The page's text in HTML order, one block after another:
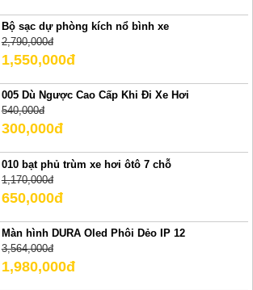
Bộ sạc dự phòng kích nổ bình xe
2,790,000đ
1,550,000đ
005 Dù Ngược Cao Cấp Khi Đi Xe Hơi
540,000đ
300,000đ
010 bạt phủ trùm xe hơi ôtô 7 chỗ
1,170,000đ
650,000đ
Màn hình DURA Oled Phôi Dẻo IP 12
3,564,000đ
1,980,000đ